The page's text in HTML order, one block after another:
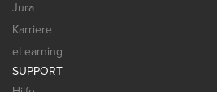
Jura
Karriere
eLearning
SUPPORT